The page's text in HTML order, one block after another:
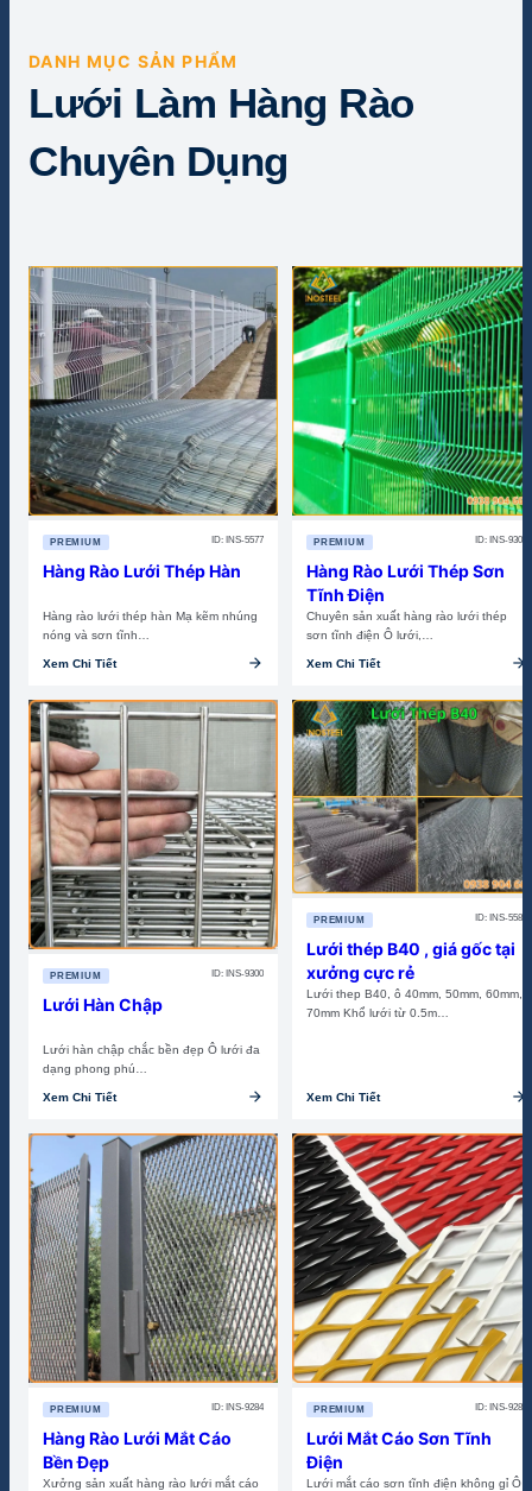
DANH MỤC SẢN PHẨM
Lưới Làm Hàng Rào
Chuyên Dụng
PREMIUM ID: INS-5577
Hàng Rào Lưới Thép Hàn
Hàng rào lưới thép hàn Mạ kẽm nhúng
nóng và sơn tĩnh…
Xem Chi Tiết arrow_forward
PREMIUM ID: INS-9301
Hàng Rào Lưới Thép Sơn
Tĩnh Điện
Chuyên sản xuất hàng rào lưới thép
sơn tĩnh điện Ô lưới,…
Xem Chi Tiết arrow_forward
PREMIUM ID: INS-9300
Lưới Hàn Chập
Lưới hàn chập chắc bền đẹp Ô lưới đa
dạng phong phú…
Xem Chi Tiết arrow_forward
PREMIUM ID: INS-5585
Lưới thép B40 , giá gốc tại
xưởng cực rẻ
Lưới thep B40, ô 40mm, 50mm, 60mm,
70mm Khổ lưới từ 0.5m…
Xem Chi Tiết arrow_forward
PREMIUM ID: INS-9284
Hàng Rào Lưới Mắt Cáo
Bền Đẹp
Xưởng sản xuất hàng rào lưới mắt cáo
PREMIUM ID: INS-9283
Lưới Mắt Cáo Sơn Tĩnh
Điện
Lưới mắt cáo sơn tĩnh điện không gỉ Ô